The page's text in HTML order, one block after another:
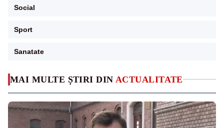
MAI MULTE ȘTIRI DIN ACTUALITATE
Social
Sport
Sanatate